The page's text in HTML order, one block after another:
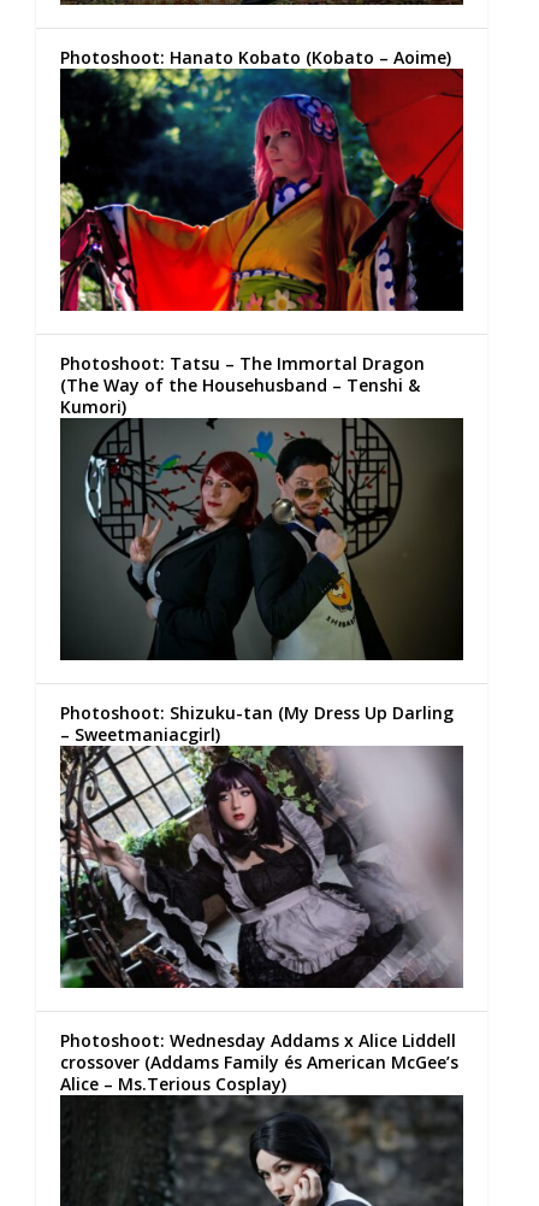
Photoshoot: Hanato Kobato (Kobato – Aoime)
Photoshoot: Tatsu – The Immortal Dragon
(The Way of the Househusband – Tenshi &
Kumori)
Photoshoot: Shizuku-tan (My Dress Up Darling
– Sweetmaniacgirl)
Photoshoot: Wednesday Addams x Alice Liddell
crossover (Addams Family és American McGee’s
Alice – Ms.Terious Cosplay)